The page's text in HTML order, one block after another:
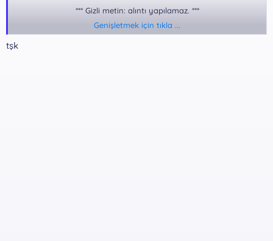
*** Gizli metin: alıntı yapılamaz. ***
Genişletmek için tıkla ...
tşk